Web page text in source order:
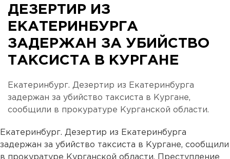
ДЕЗЕРТИР ИЗ
ЕКАТЕРИНБУРГА
ЗАДЕРЖАН ЗА УБИЙСТВО
ТАКСИСТА В КУРГАНЕ
Екатеринбург. Дезертир из Екатеринбурга
задержан за убийство таксиста в Кургане,
сообщили в прокуратуре Курганской области.
Екатеринбург. Дезертир из Екатеринбурга
задержан за убийство таксиста в Кургане, сообщили
в прокуратуре Курганской области. Преступление